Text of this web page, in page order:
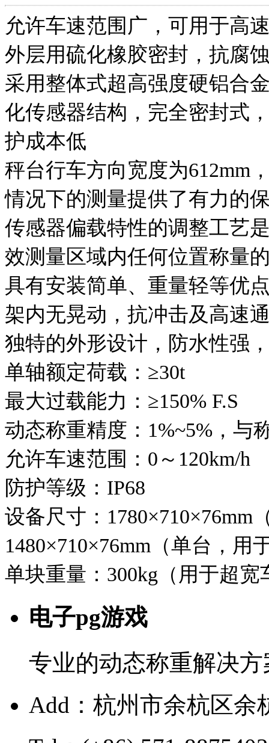
允许车速范围广，可用于高
外层用硫化橡胶密封，抗腐
采用整体式超高强度硬铝合
化传感器结构，完全密封式
护成本低
秤台行车方向宽度为612mm
情况下的测量提供了有力的
传感器偏载特性的调整工艺
效测量区域内任何位置称量
具有安装简单、重量轻等优
架内无晃动，抗冲击及高速
独特的外形设计，防水性强
单轴额定荷载：≥30t
最大过载能力：≥150% F.S
动态称重精度：1%~5%，与
允许车速范围：0～120km/h
防护等级：IP68
设备尺寸：1780×710×76mm
1480×710×76mm（单台，用
单块重量：300kg（用于超
电子pg游戏
专业的动态称重解决
Add：杭州市余杭区余